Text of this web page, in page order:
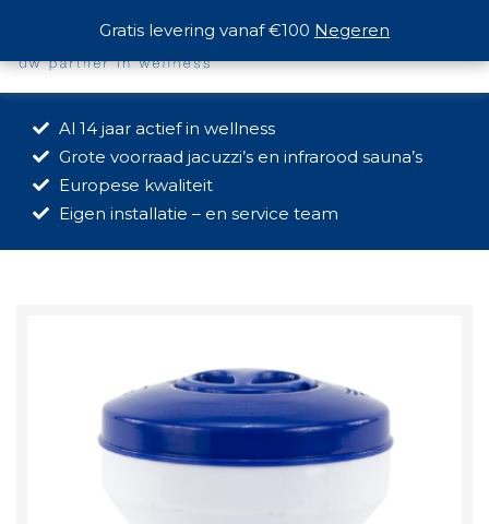
Al 14 jaar actief in wellness
Grote voorraad jacuzzi’s en infrarood sauna’s
Europese kwaliteit
Eigen installatie – en service team
Gratis levering vanaf €100 Negeren
Gratis levering vanaf €100 Negeren